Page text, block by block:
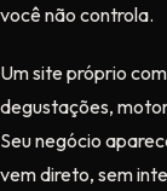
você não controla.
Um site próprio
degustações,
Seu negócio
vem direto, sem